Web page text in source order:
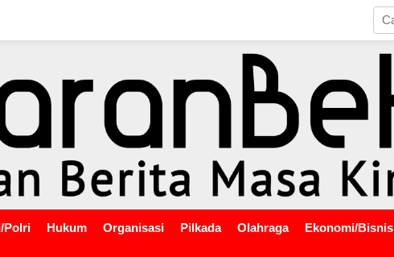
Polri Hukum Organisasi Pilkada Olahraga Ekonomi/Bisnis